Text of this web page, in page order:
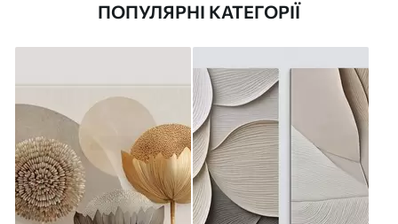
ПОПУЛЯРНІ КАТЕГОРІЇ